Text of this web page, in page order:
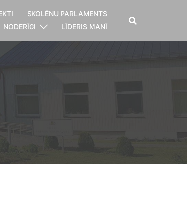
SKOLĒNU PARLAMENTS
NODERĪGI LĪDERIS MANĪ